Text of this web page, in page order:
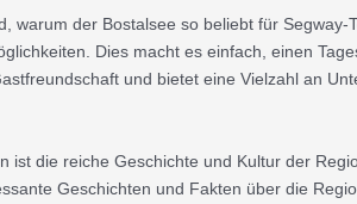
warum der Bostalsee so beliebt für
Dies macht es einfach, einen
und bietet eine Vielzahl an
ist die reiche Geschichte und Kultur der
Geschichten und Fakten über die